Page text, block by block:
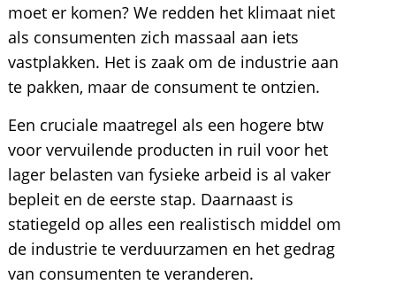
moet er komen? We redden het klimaat niet
als consumenten zich massaal aan iets
vastplakken. Het is zaak om de industrie aan
te pakken, maar de consument te ontzien.
Een cruciale maatregel als een hogere btw
voor vervuilende producten in ruil voor het
lager belasten van fysieke arbeid is al vaker
bepleit en de eerste stap. Daarnaast is
statiegeld op alles een realistisch middel om
de industrie te verduurzamen en het gedrag
van consumenten te veranderen.